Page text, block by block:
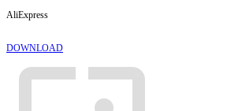
AliExpress
DOWNLOAD